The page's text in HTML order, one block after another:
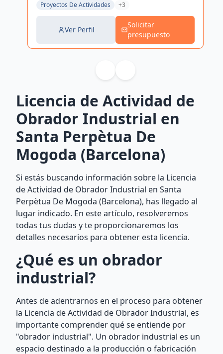
Proyectos De Actividades
+3
Ver Perfil
Solicitar
presupuesto
Licencia de Actividad de
Obrador Industrial en
Santa Perpètua De
Mogoda (Barcelona)
Si estás buscando información sobre la Licencia
de Actividad de Obrador Industrial en Santa
Perpètua De Mogoda (Barcelona), has llegado al
lugar indicado. En este artículo, resolveremos
todas tus dudas y te proporcionaremos los
detalles necesarios para obtener esta licencia.
¿Qué es un obrador
industrial?
Antes de adentrarnos en el proceso para obtener
la Licencia de Actividad de Obrador Industrial, es
importante comprender qué se entiende por
"obrador industrial". Un obrador industrial es un
espacio destinado a la producción o fabricación